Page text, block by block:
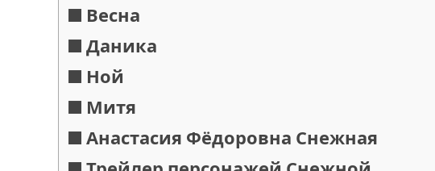
Весна
Даника
Ной
Митя
Анастасия Фёдоровна Снежная